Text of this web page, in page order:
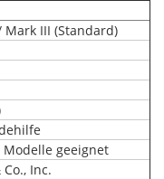
Mark III (Standard)
geeignet
Inc.